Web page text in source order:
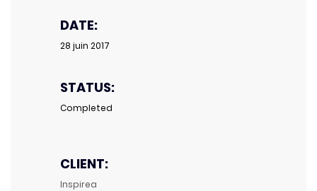
DATE:
28 juin 2017
STATUS:
Completed
CLIENT:
Inspirea